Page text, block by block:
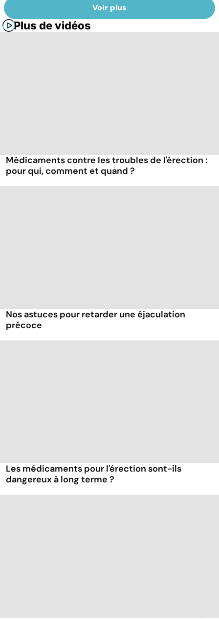
Voir plus
Plus de vidéos
Médicaments contre les troubles de l'érection :
pour qui, comment et quand ?
Nos astuces pour retarder une éjaculation
précoce
Les médicaments pour l'érection sont-ils
dangereux à long terme ?